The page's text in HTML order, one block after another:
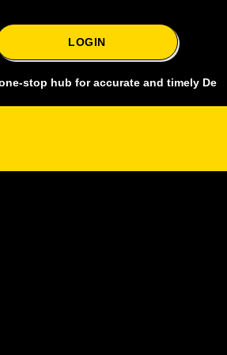
LOGIN
hub for accurate and timely Delhi